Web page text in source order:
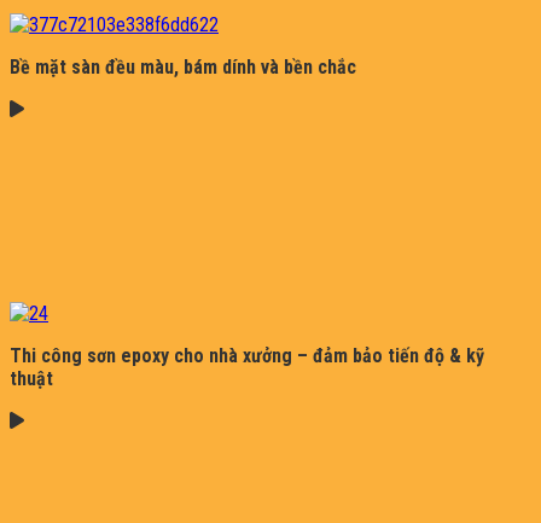
Bề mặt sàn đều màu, bám dính và bền chắc
Thi công sơn epoxy cho nhà xưởng – đảm bảo tiến độ & kỹ
thuật